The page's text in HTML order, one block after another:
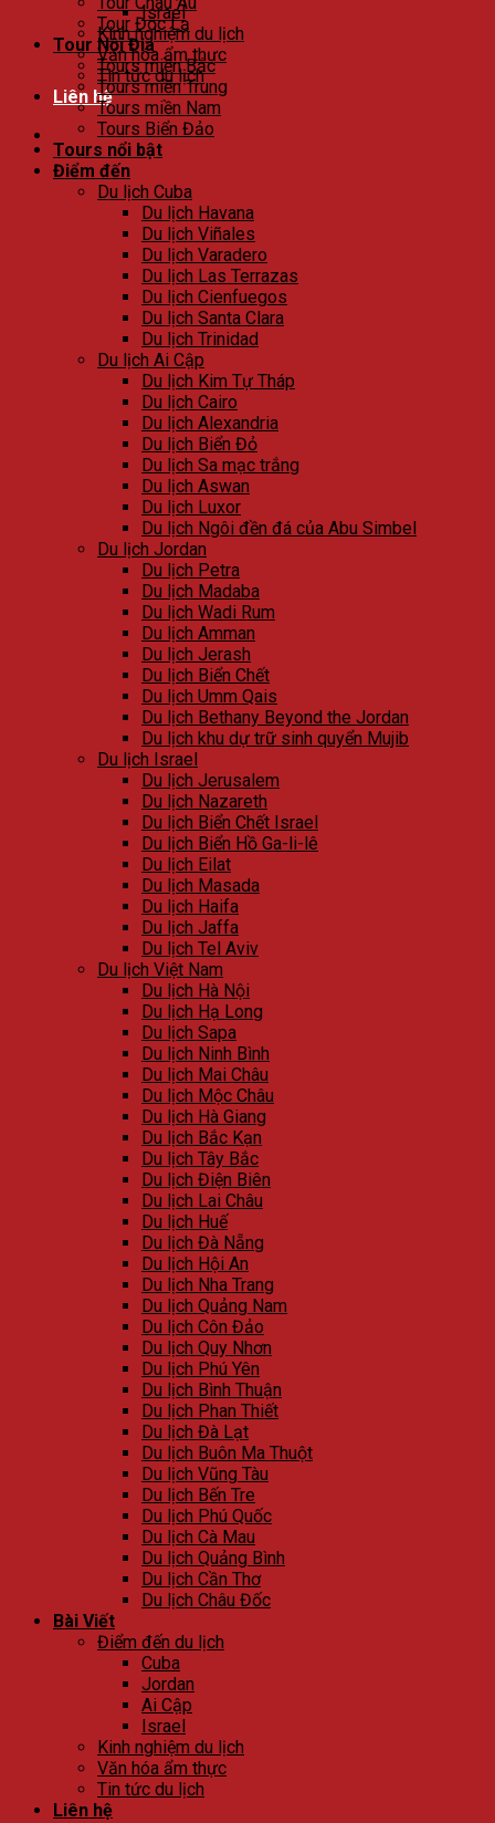
Israel
Kinh nghiệm du lịch
Văn hóa ẩm thực
Tin tức du lịch
Liên hệ
Tour Độc Lạ
Tour Nội Địa
Tours miền Bắc
Tours miền Trung
Tours miền Nam
Tours Biển Đảo
Tours nổi bật
Điểm đến
Du lịch Cuba
Du lịch Havana
Du lịch Viñales
Du lịch Varadero
Du lịch Las Terrazas
Du lịch Cienfuegos
Du lịch Santa Clara
Du lịch Trinidad
Du lịch Ai Cập
Du lịch Kim Tự Tháp
Du lịch Cairo
Du lịch Alexandria
Du lịch Biển Đỏ
Du lịch Sa mạc trắng
Du lịch Aswan
Du lịch Luxor
Du lịch Ngôi đền đá của Abu Simbel
Du lịch Jordan
Du lịch Petra
Du lịch Madaba
Du lịch Wadi Rum
Du lịch Amman
Du lịch Jerash
Du lịch Biển Chết
Du lịch Umm Qais
Du lịch Bethany Beyond the Jordan
Du lịch khu dự trữ sinh quyển Mujib
Du lịch Israel
Du lịch Jerusalem
Du lịch Nazareth
Du lịch Biển Chết Israel
Du lịch Biển Hồ Ga-li-lê
Du lịch Eilat
Du lịch Masada
Du lịch Haifa
Du lịch Jaffa
Du lịch Tel Aviv
Du lịch Việt Nam
Du lịch Hà Nội
Du lịch Hạ Long
Du lịch Sapa
Du lịch Ninh Bình
Du lịch Mai Châu
Du lịch Mộc Châu
Du lịch Hà Giang
Du lịch Bắc Kạn
Du lịch Tây Bắc
Du lịch Điện Biên
Du lịch Lai Châu
Du lịch Huế
Du lịch Đà Nẵng
Du lịch Hội An
Du lịch Nha Trang
Du lịch Quảng Nam
Du lịch Côn Đảo
Du lịch Quy Nhơn
Du lịch Phú Yên
Du lịch Bình Thuận
Du lịch Phan Thiết
Du lịch Đà Lạt
Du lịch Buôn Ma Thuột
Du lịch Vũng Tàu
Du lịch Bến Tre
Du lịch Phú Quốc
Du lịch Cà Mau
Du lịch Quảng Bình
Du lịch Cần Thơ
Du lịch Châu Đốc
Bài Viết
Điểm đến du lịch
Cuba
Jordan
Ai Cập
Israel
Kinh nghiệm du lịch
Văn hóa ẩm thực
Tin tức du lịch
Liên hệ